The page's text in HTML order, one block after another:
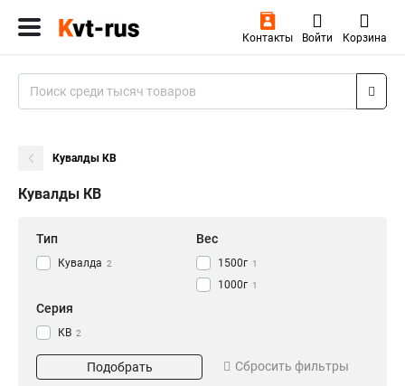
Контакты Войти Корзина
Кувалды КВ
Кувалды КВ
Тип
Кувалда 2
Вес
1500г 1
1000г 1
Серия
КВ 2
Подобрать Сбросить фильтры